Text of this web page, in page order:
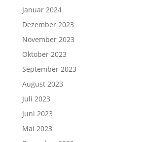
Januar 2024
Dezember 2023
November 2023
Oktober 2023
September 2023
August 2023
Juli 2023
Juni 2023
Mai 2023